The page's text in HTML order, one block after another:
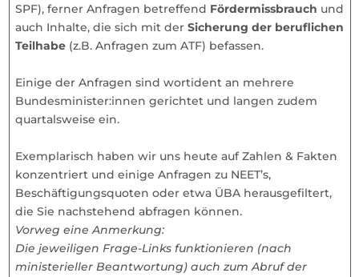
SPF), ferner Anfragen betreffend Fördermissbrauch und
auch Inhalte, die sich mit der Sicherung der beruflichen
Teilhabe(z.B. Anfragen zum ATF) befassen.
Einige der Anfragen sind wortident an mehrere
Bundesminister:innen gerichtet und langen zudem
quartalsweise ein.
Exemplarisch haben wir uns heute auf Zahlen & Fakten
konzentriert und einige Anfragen zu NEET’s,
Beschäftigungsquoten oder etwa ÜBA herausgefiltert,
die Sie nachstehend abfragen können.
Vorweg eine Anmerkung:
Die jeweiligen Frage-Links funktionieren (nach
ministerieller Beantwortung) auch zum Abruf der